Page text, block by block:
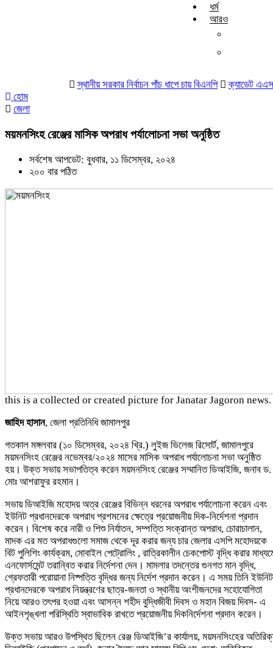
ধর্ম
আরও
স্থানীয় সরকার নির্বাচন পাঁচ ধাপে চায় বিএনপি
ক্যাডেট এএসআই
হোম
জেলা
ময়মনসিংহ রেঞ্জের মাসিক অপরাধ পর্যালোচনা সভা অনুষ্ঠিত
সর্বশেষ আপডেট: বুধবার, ১১ ডিসেম্বর, ২০২৪
২০০ বার পঠিত
this is a collected or created picture for Janatar Jagoron news.
জাহিদ হাসান, জেলা প্রতিনিধি জামালপুর
গতকাল মঙ্গলবার (১০ ডিসেম্বর, ২০২৪ খ্রি.) লুইজ ভিলেজ রিসোর্ট, জামালপুরে
ময়মনসিংহ রেঞ্জের নভেম্বর/২০২৪ মাসের মাসিক অপরাধ পর্যালোচনা সভা অনুষ্ঠিত
হয়। উক্ত সভায় সভাপতিত্ব করেন ময়মনসিংহ রেঞ্জের সম্মানিত ডিআইজি, জনাব ড.
মোঃ আশরাফুর রহমান।
সভায় ডিআইজি মহোদয় অত্র রেঞ্জের বিভিন্ন ধরনের অপরাধ পর্যালোচনা করেন এবং
ইউনিট প্রধানদেরকে অপরাধ প্রশমনের ক্ষেত্রে প্রয়োজনীয় দিক-নির্দেশনা প্রদান
করেন। বিশেষ করে নারী ও শিশু নির্যাতন, সম্পত্তি সংক্রান্ত অপরাধ, চোরাচালান,
মাদক এর মত অপরাধগুলো সমাজ থেকে দূর করার জন্য চার জেলার এসপি মহোদয়কে
বিট পুলিশিং কার্যক্রম, মোবাইল পেট্রোলিং , রাত্রিকালীন চেকপোস্ট বৃদ্ধি করার
এনফোর্সমেন্ট তরান্বিত করার নির্দেশনা দেন। মামলার তদন্তের গুনগত মান বৃদ্ধি,
গ্রেফতারী পরোয়ানা নিষ্পত্তি বৃদ্ধির জন্য নির্দেশ প্রদান করেন। এ সময় তিনি ইউনিট
প্রধানদেরকে অপরাধ নিয়ন্ত্রণের ছাত্র-জনতা ও স্থানীয় অংশীজনদের সহোযোগিতা
নিয়ে আরও তৎপর হওয়া এবং আসন্ন শহীদ বুদ্ধিজীবী দিবস ও মহান বিজয় দিবস- এ
আইনশৃঙ্খলা পরিস্থিতি স্বাভাবিক রাখতে প্রয়োজনীয় দিকনির্দেশনা প্রদান করেন।
উক্ত সভায় আরও উপস্থিত ছিলেন রেঞ্জ ডিআইজি’র কার্যালয়, ময়মনসিংহের